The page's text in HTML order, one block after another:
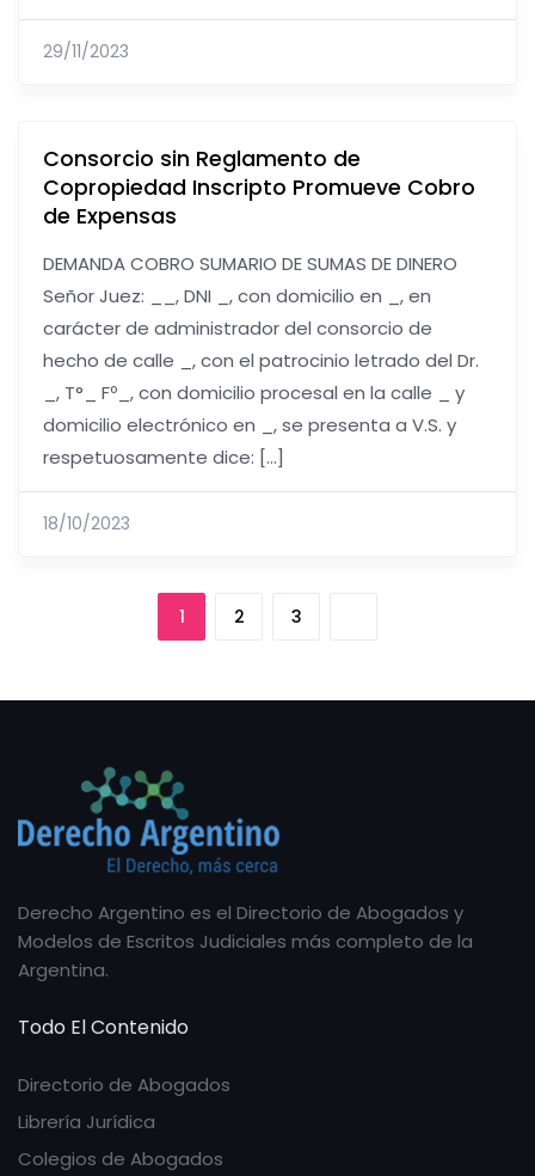
29/11/2023
Consorcio sin Reglamento de
Copropiedad Inscripto Promueve Cobro
de Expensas
DEMANDA COBRO SUMARIO DE SUMAS DE DINERO
Señor Juez: __, DNI _, con domicilio en _, en
carácter de administrador del consorcio de
hecho de calle _, con el patrocinio letrado del Dr.
_, T°_ Fº_, con domicilio procesal en la calle _ y
domicilio electrónico en _, se presenta a V.S. y
respetuosamente dice: […]
18/10/2023
1 2 3
Derecho Argentino es el Directorio de Abogados y
Modelos de Escritos Judiciales más completo de la
Argentina.
Todo El Contenido
Directorio de Abogados
Librería Jurídica
Colegios de Abogados